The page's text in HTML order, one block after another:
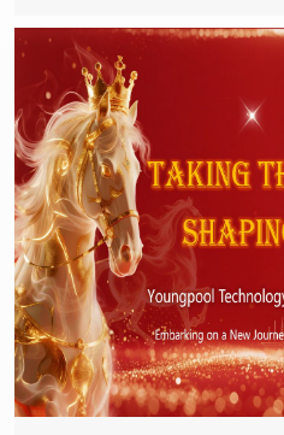
والصحة والوئام لك ولعائلتك؛ أتمنى لكم
تسير الأمور بسلاسة! أتمنى أن يكون عام